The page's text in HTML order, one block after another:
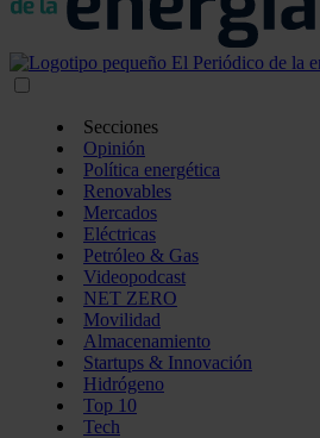
Secciones
Opinión
Política energética
Renovables
Mercados
Eléctricas
Petróleo & Gas
Videopodcast
NET ZERO
Movilidad
Almacenamiento
Startups & Innovación
Hidrógeno
Top 10
Tech